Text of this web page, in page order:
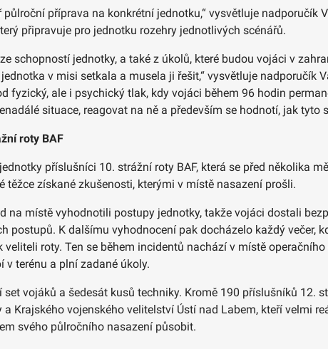
příprava na konkrétní jednotku,“ vysvětluje
připravuje pro jednotku rozehry jednotlivých scénářů.
schopností jednotky, a také z úkolů, které budou vojáci v
v misi setkala a musela ji řešit,“ vysvětluje nadporučík
fyzický, ale i psychický tlak, kdy vojáci během 96 hodin
situace, reagovat na ně a především se hodnotí, jak tyto
roty BAF
příslušníci 10. strážní roty BAF, která se před několika
získané zkušenosti, kterými v místě nasazení prošli.
na místě vyhodnotili postupy jednotky, takže vojáci dostali
postupů. K dalšímu vyhodnocení pak docházelo každý večer,
roty. Ten se během incidentů nachází v místě
v terénu a plní zadané úkoly.
vojáků a šedesát kusů techniky. Kromě 190 příslušníků 12.
Krajského vojenského velitelství Ústí nad Labem, kteří velmi
svého půlročního nasazení působit.